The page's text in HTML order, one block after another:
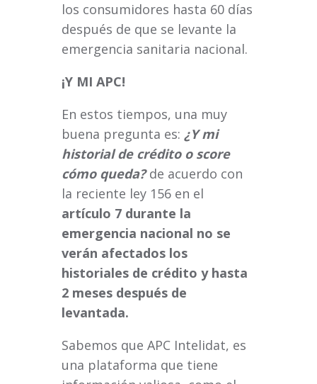
los consumidores hasta 60 días
después de que se levante la
emergencia sanitaria nacional.
¡Y MI APC!
En estos tiempos, una muy
buena pregunta es:¿Y mi
historial de crédito o score
cómo queda?de acuerdo con
la reciente ley 156 en el
artículo 7 durante la
emergencia nacional no se
verán afectados los
historiales de crédito y hasta
2 meses después de
levantada.
Sabemos que APC Intelidat, es
una plataforma que tiene